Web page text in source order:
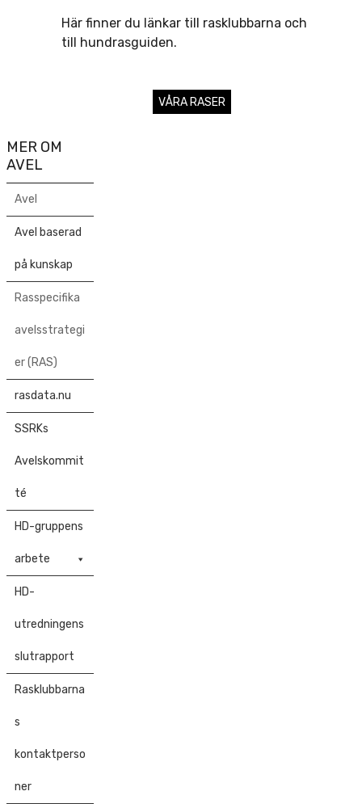
Här finner du länkar till rasklubbarna och
till hundrasguiden.
VÅRA RASER
MER OM
AVEL
Avel
Avel baserad
på kunskap
Rasspecifika
avelsstrategi
er (RAS)
rasdata.nu
SSRKs
Avelskommit
té
HD-gruppens
arbete
HD-
utredningens
slutrapport
Rasklubbarna
s
kontaktperso
ner